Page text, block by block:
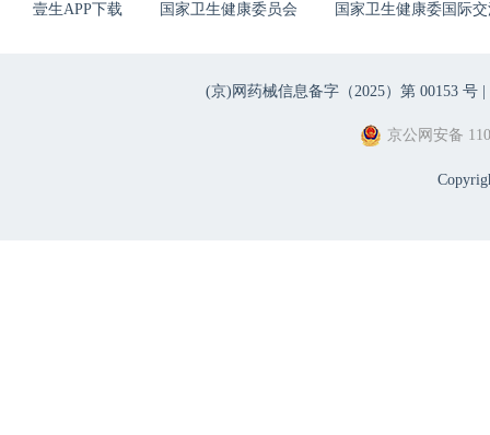
壹生APP下载 国家卫生健康委员会 国家卫生健康委国际
(京)网药械信息备字（2025）第 00153 号 |
京公网安备